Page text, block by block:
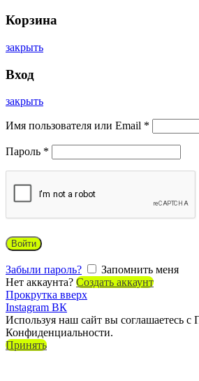
Корзина
закрыть
Вход
закрыть
Имя пользователя или Email *
Пароль *
Войти
Забыли пароль?
Запомнить меня
Нет аккаунта? Создать аккаунт
Прокрутка вверх
Instagram ВК
Используя наш сайт вы соглашаетесь с
Конфиденциальности.
Принять